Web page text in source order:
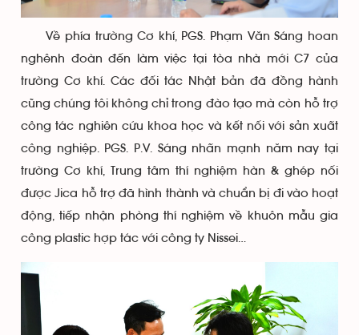
Về phía trường Cơ khí, PGS. Phạm Văn Sáng hoan
nghênh đoàn đến làm việc tại tòa nhà mới C7 của
trường Cơ khí. Các đối tác Nhật bản đã đồng hành
cũng chúng tôi không chỉ trong đào tạo mà còn hỗ trợ
công tác nghiên cứu khoa học và kết nối với sản xuất
công nghiệp. PGS. P.V. Sáng nhấn mạnh năm nay tại
trường Cơ khí, Trung tâm thí nghiệm hàn & ghép nối
được Jica hỗ trợ đã hình thành và chuẩn bị đi vào hoạt
động, tiếp nhận phòng thí nghiệm về khuôn mẫu gia
công plastic hợp tác với công ty Nissei…